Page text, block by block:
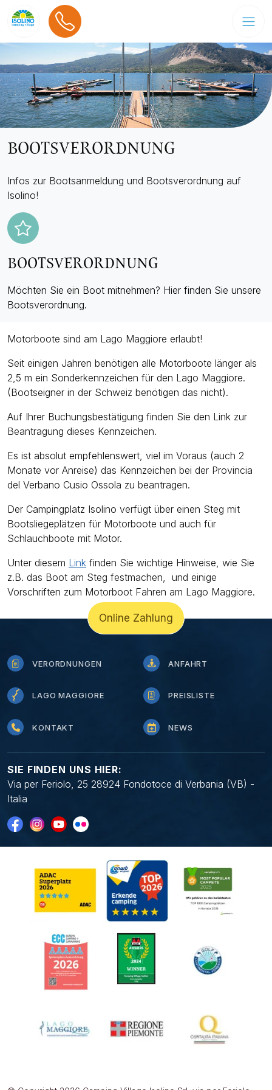
BOOTSVERORDNUNG
Infos zur Bootsanmeldung und Bootsverordnung auf
Isolino!
BOOTSVERORDNUNG
Möchten Sie ein Boot mitnehmen? Hier finden Sie unsere
Bootsverordnung.
Motorboote sind am Lago Maggiore erlaubt!
Seit einigen Jahren benötigen alle Motorboote länger als
2,5 m ein Sonderkennzeichen für den Lago Maggiore.
(Bootseigner in der Schweiz benötigen das nicht).
Auf Ihrer Buchungsbestätigung finden Sie den Link zur
Beantragung dieses Kennzeichen.
Es ist absolut empfehlenswert, viel im Voraus (auch 2
Monate vor Anreise) das Kennzeichen bei der Provincia
del Verbano Cusio Ossola zu beantragen.
Der Campingplatz Isolino verfügt über einen Steg mit
Bootsliegeplätzen für Motorboote und auch für
Schlauchboote mit Motor.
Unter diesem Link finden Sie wichtige Hinweise, wie Sie
z.B. das Boot am Steg festmachen, und einige
Vorschriften zum Motorboot Fahren am Lago Maggiore.
VERORDNUNGEN ANFAHRT
LAGO MAGGIORE PREISLISTE
KONTAKT NEWS
SIE FINDEN UNS HIER:
Via per Feriolo, 25 28924 Fondotoce di Verbania (VB) -
Italia
Online Zahlung